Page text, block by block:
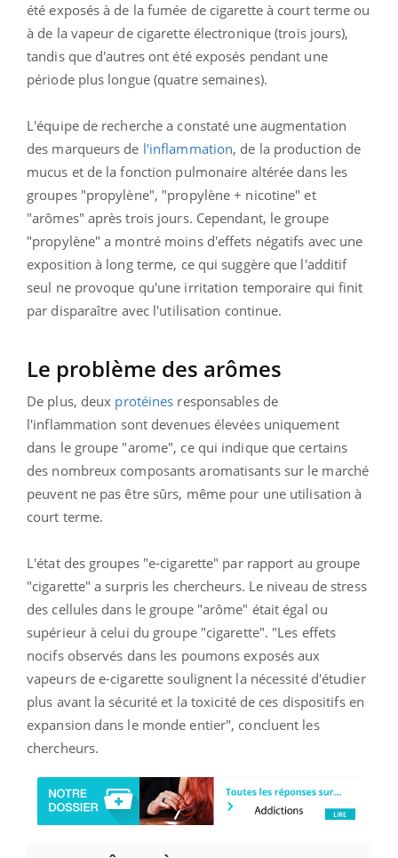
été exposés à de la fumée de cigarette à court terme ou
à de la vapeur de cigarette électronique (trois jours),
tandis que d'autres ont été exposés pendant une
période plus longue (quatre semaines).
L'équipe de recherche a constaté une augmentation
des marqueurs de l'inflammation, de la production de
mucus et de la fonction pulmonaire altérée dans les
groupes "propylène", "propylène + nicotine" et
"arômes" après trois jours. Cependant, le groupe
"propylène" a montré moins d'effets négatifs avec une
exposition à long terme, ce qui suggère que l'additif
seul ne provoque qu'une irritation temporaire qui finit
par disparaître avec l'utilisation continue.
Le problème des arômes
De plus, deux protéines responsables de
l'inflammation sont devenues élevées uniquement
dans le groupe "arome", ce qui indique que certains
des nombreux composants aromatisants sur le marché
peuvent ne pas être sûrs, même pour une utilisation à
court terme.
L'état des groupes "e-cigarette" par rapport au groupe
"cigarette" a surpris les chercheurs. Le niveau de stress
des cellules dans le groupe "arôme" était égal ou
supérieur à celui du groupe "cigarette". "Les effets
nocifs observés dans les poumons exposés aux
vapeurs de e-cigarette soulignent la nécessité d'étudier
plus avant la sécurité et la toxicité de ces dispositifs en
expansion dans le monde entier", concluent les
chercheurs.